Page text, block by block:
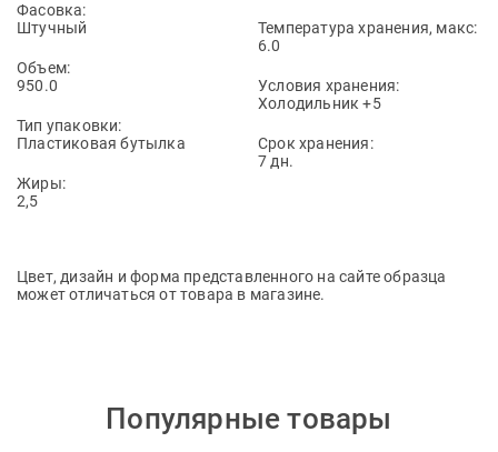
Фасовка:
Штучный
Объем:
950.0
Тип упаковки:
Пластиковая бутылка
Жиры:
2,5
Температура хранения, макс:
6.0
Условия хранения:
Холодильник +5
Срок хранения:
7 дн.
Цвет, дизайн и форма представленного на сайте образца
может отличаться от товара в магазине.
Популярные товары